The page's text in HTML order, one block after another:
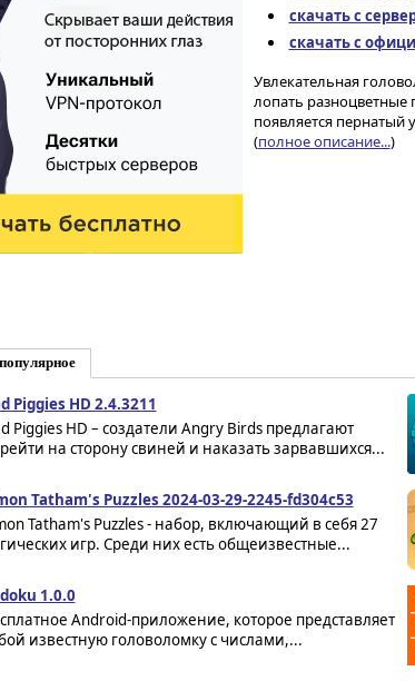
скачать с
скачать с
Увлекательная
лопать
появляется
(полное описание...)
Piggies HD 2.4.3211
Piggies HD – создатели Angry Birds предлагают
на сторону свиней и наказать зарвавшихся...
Tatham's Puzzles 2024-03-29-2245-fd304c53
Tatham's Puzzles - набор, включающий в себя 27
игр. Среди них есть общеизвестные...
1.0.0
Android-приложение, которое представляет
известную головоломку с числами,...